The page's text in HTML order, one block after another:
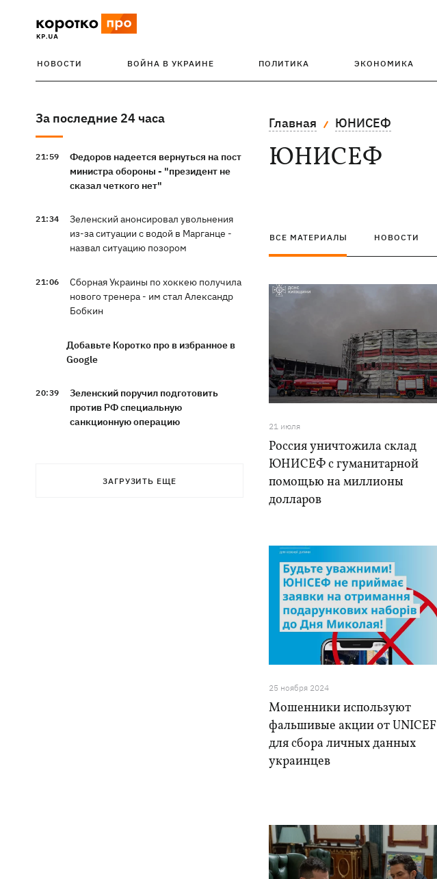
НОВОСТИ ВОЙНА В УКРАИНЕ ПОЛИТИКА ЭКОНОМИКА
За последние 24 часа
21:59
Федоров надеется вернуться на пост
министра обороны - "президент не
сказал четкого нет"
21:34
Зеленский анонсировал увольнения
из-за ситуации с водой в Марганце -
назвал ситуацию позором
21:06
Сборная Украины по хоккею получила
нового тренера - им стал Александр
Бобкин
Добавьте Коротко про в избранное в
Google
20:39
Зеленский поручил подготовить
против РФ специальную
санкционную операцию
ЗАГРУЗИТЬ ЕЩЕ
Главная ЮНИСЕФ
ЮНИСЕФ
ВСЕ МАТЕРИАЛЫ НОВОСТИ
21 июля
Россия уничтожила склад
ЮНИСЕФ с гуманитарной
помощью на миллионы
долларов
25 ноября 2024
Мошенники используют
фальшивые акции от UNICEF
для сбора личных данных
украинцев